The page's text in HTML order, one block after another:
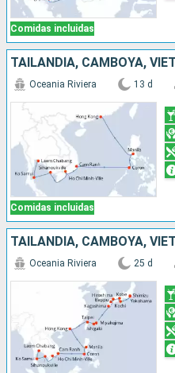
Comidas incluidas
Comidas incluidas
Oceania Riviera 13 d
Oceania Riviera 25 d